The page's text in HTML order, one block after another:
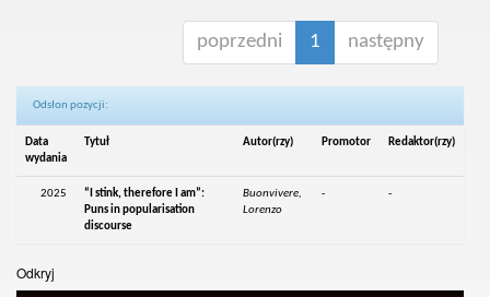
poprzedni 1 następny
Odsłon pozycji:
Data
wydania
Tytuł Autor(rzy) Promotor Redaktor(rzy)
2025
“I stink, therefore I am”:
Puns in popularisation
discourse
Buonvivere,
Lorenzo
- -
Odkryj